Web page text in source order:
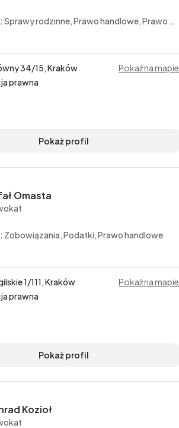
Sprawy rodzinne, Prawo handlowe, Prawo upadłościowe i prawo restrukturyzacyjne
34/15, Kraków
Pokaż na mapie
prawna
Pokaż profil
Omasta
Zobowiązania, Podatki, Prawo handlowe
1/111, Kraków
Pokaż na mapie
prawna
Pokaż profil
Kozioł